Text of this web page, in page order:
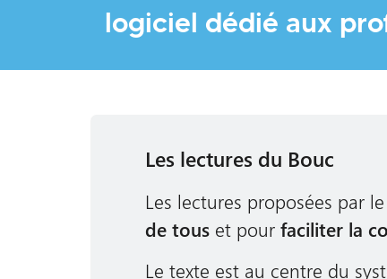
logiciel dédié aux
Les lectures du Bouc
Les lectures proposées par
de tous et pour faciliter la
Le texte est au centre du